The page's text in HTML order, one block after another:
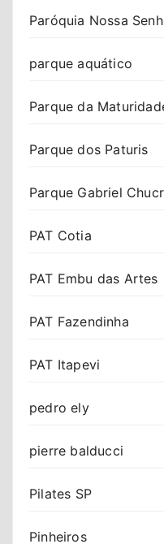
Paróquia Nossa
parque aquático
Parque da
Parque dos Paturis
Parque Gabriel
PAT Cotia
PAT Embu das Artes
PAT Fazendinha
PAT Itapevi
pedro ely
pierre balducci
Pilates SP
Pinheiros